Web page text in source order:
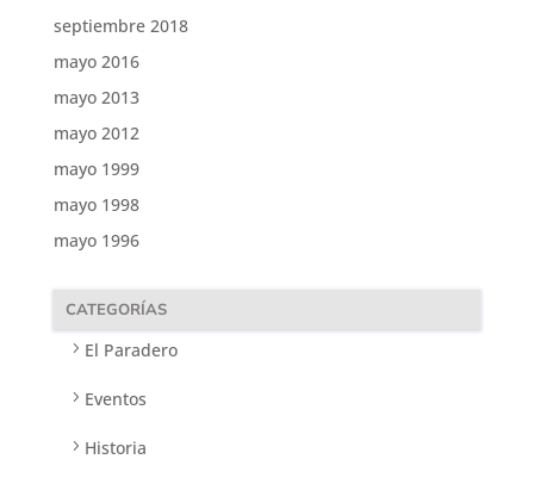
septiembre 2018
mayo 2016
mayo 2013
mayo 2012
mayo 1999
mayo 1998
mayo 1996
CATEGORÍAS
El Paradero
Eventos
Historia